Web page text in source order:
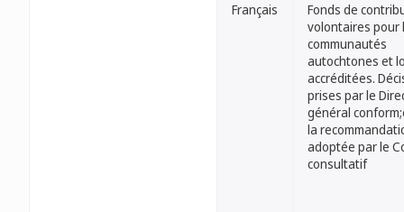
Français
Fonds de
volontaires pour
communautés
autochtones et
accréditées.
prises par le
général
la
adoptée par le
consultatif